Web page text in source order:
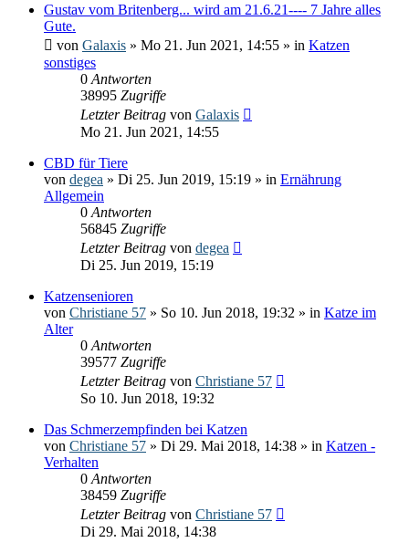
Gustav vom Britenberg... wird am 21.6.21---- 7 Jahre alles
Gute.
von Galaxis » Mo 21. Jun 2021, 14:55 » in Katzen
sonstiges
0 Antworten
38995 Zugriffe
Letzter Beitrag von Galaxis
Mo 21. Jun 2021, 14:55
CBD für Tiere
von degea » Di 25. Jun 2019, 15:19 » in Ernährung
Allgemein
0 Antworten
56845 Zugriffe
Letzter Beitrag von degea
Di 25. Jun 2019, 15:19
Katzensenioren
von Christiane 57 » So 10. Jun 2018, 19:32 » in Katze im
Alter
0 Antworten
39577 Zugriffe
Letzter Beitrag von Christiane 57
So 10. Jun 2018, 19:32
Das Schmerzempfinden bei Katzen
von Christiane 57 » Di 29. Mai 2018, 14:38 » in Katzen -
Verhalten
0 Antworten
38459 Zugriffe
Letzter Beitrag von Christiane 57
Di 29. Mai 2018, 14:38